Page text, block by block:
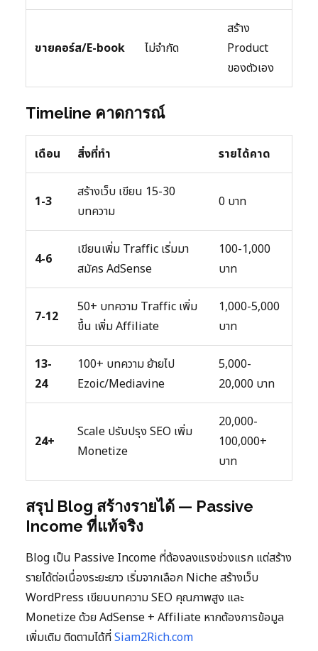
ขายคอร์ส/E-book ไม่จำกัด
สร้าง
Product
ของตัวเอง
Timeline คาดการณ์
เดือน สิ่งที่ทำ รายได้คาด
1-3
สร้างเว็บ เขียน 15-30
บทความ
0 บาท
4-6
เขียนเพิ่ม Traffic เริ่มมา
สมัคร AdSense
100-1,000
บาท
7-12
50+ บทความ Traffic เพิ่ม
ขึ้น เพิ่ม Affiliate
1,000-5,000
บาท
13-
24
100+ บทความ ย้ายไป
Ezoic/Mediavine
5,000-
20,000 บาท
24+
Scale ปรับปรุง SEO เพิ่ม
Monetize
20,000-
100,000+
บาท
สรุป Blog สร้างรายได้ — Passive
Income ที่แท้จริง
Blog เป็น Passive Income ที่ต้องลงแรงช่วงแรก แต่สร้าง
รายได้ต่อเนื่องระยะยาว เริ่มจากเลือก Niche สร้างเว็บ
WordPress เขียนบทความ SEO คุณภาพสูง และ
Monetize ด้วย AdSense + Affiliate หากต้องการข้อมูล
เพิ่มเติม ติดตามได้ที่Siam2Rich.com